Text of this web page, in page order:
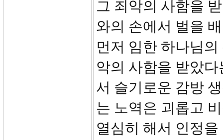
그 죄악의 사함을
와의 손에서 벌을
먼저 임한 하나님
악의 사함을 받았
서 슬기로운 감방
는 노역은 괴롭고
열심히 해서 인정